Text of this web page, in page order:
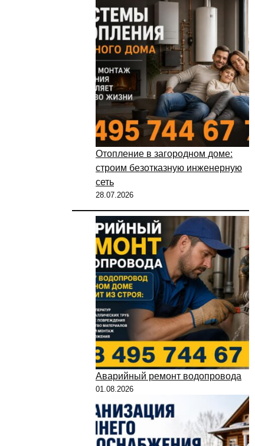
Отопление в загородном доме:
строим безотказную инженерную
сеть
28.07.2026
Аварийный ремонт водопровода
01.08.2026